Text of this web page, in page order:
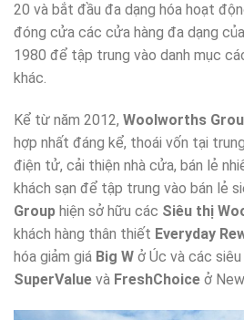
20 và bắt đầu đa dạng hóa hoạt
đóng cửa các cửa hàng đa dạng
1980 để tập trung vào danh mục
khác.
Kể từ năm 2012, Woolworths
hợp nhất đáng kể, thoái vốn tại
điện tử, cải thiện nhà cửa, bán lẻ
khách sạn để tập trung vào bán lẻ
Group hiện sở hữu các Siêu thị
khách hàng thân thiết Everyday
hóa giảm giá Big W ở Úc và các
SuperValue và FreshChoice ở